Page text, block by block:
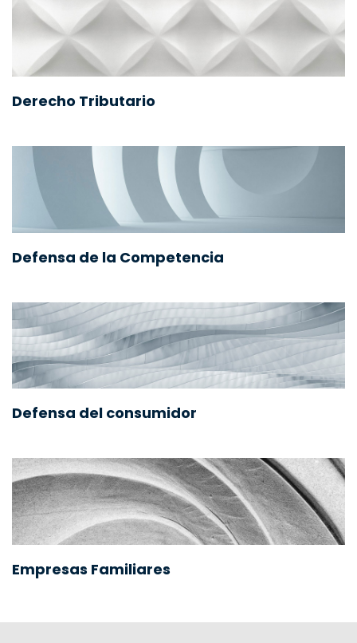
Derecho Tributario
Defensa de la Competencia
Defensa del consumidor
Empresas Familiares